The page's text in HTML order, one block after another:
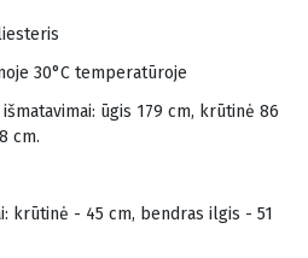
30°C temperatūroje
ūgis 179 cm, krūtinė 86
cm.
krūtinė - 45 cm, bendras ilgis - 51